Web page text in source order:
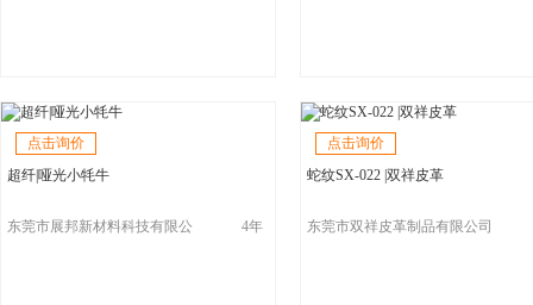
点击询价
超纤|哑光小牦牛
东莞市展邦新材料科技有限公
4年
点击询价
蛇纹SX-022 |双祥皮革
东莞市双祥皮革制品有限公司